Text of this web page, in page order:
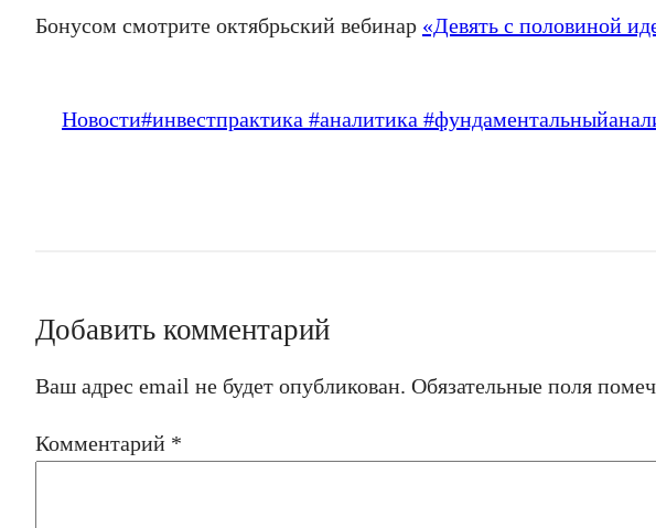
Бонусом смотрите октябрьский вебинар «Девять с половиной
Новости#инвестпрактика #аналитика
Добавить комментарий
Ваш адрес email не будет опубликован. Обязательные поля
Комментарий *